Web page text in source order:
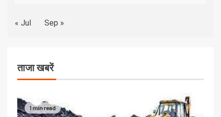
« Jul Sep »
ताजा खबरें
1 min read